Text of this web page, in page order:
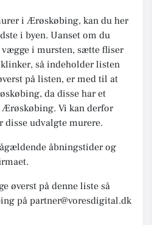
i Ærøskøbing, kan du her
i byen. Uanset om du
i mursten, sætte fliser
så indeholder listen
på listen, er med til at
da disse har et
Ærøskøbing. Vi kan derfor
udvalgte murere.
åbningstider og
øverst på denne liste så
på partner@voresdigital.dk